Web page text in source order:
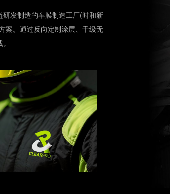
发制造的车膜制造工厂(时和新
案。通过反向定制涂层、千级无